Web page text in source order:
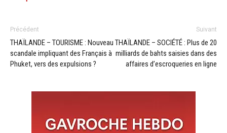
Précédent
THAÏLANDE – TOURISME : Nouveau
scandale impliquant des Français à
Phuket, vers des expulsions ?
Suivant
THAÏLANDE – SOCIÉTÉ : Plus de 20
milliards de bahts saisies dans des
affaires d’escroqueries en ligne